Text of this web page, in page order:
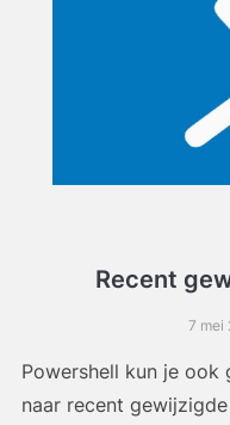
Recent
7 mei
Powershell kun je
naar recent